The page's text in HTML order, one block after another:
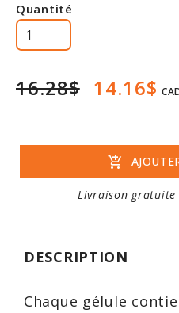
Quantité
16.28$ 14.16$
add_shopping_cart
Livraison gratuite
DESCRIPTION
Chaque gélule